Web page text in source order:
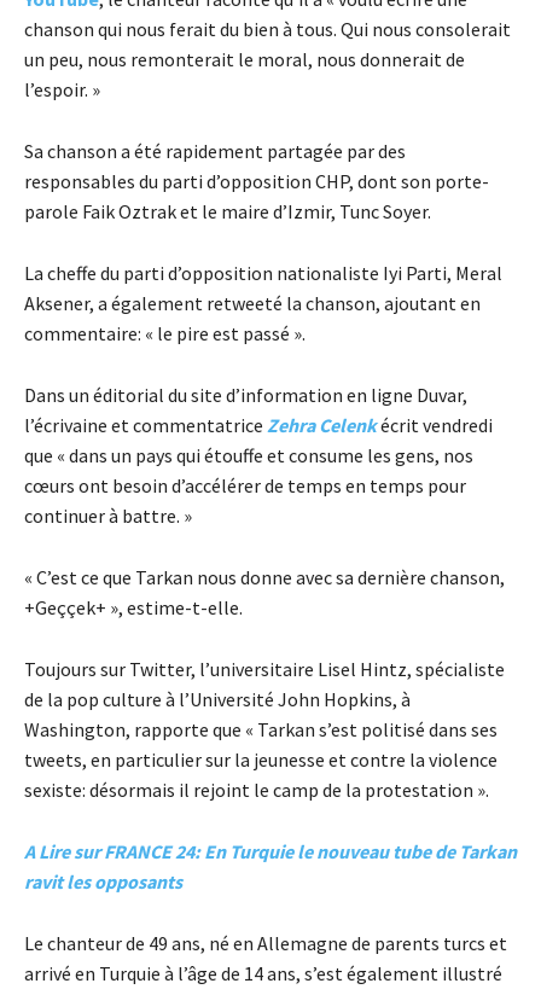
chanson qui nous ferait du bien à tous. Qui nous consolerait
un peu, nous remonterait le moral, nous donnerait de
l’espoir. »
Sa chanson a été rapidement partagée par des
responsables du parti d’opposition CHP, dont son porte-
parole Faik Oztrak et le maire d’Izmir, Tunc Soyer.
La cheffe du parti d’opposition nationaliste Iyi Parti, Meral
Aksener, a également retweeté la chanson, ajoutant en
commentaire: « le pire est passé ».
Dans un éditorial du site d’information en ligne Duvar,
l’écrivaine et commentatrice Zehra Celenkécrit vendredi
que « dans un pays qui étouffe et consume les gens, nos
cœurs ont besoin d’accélérer de temps en temps pour
continuer à battre. »
« C’est ce que Tarkan nous donne avec sa dernière chanson,
+Geççek+ », estime-t-elle.
Toujours sur Twitter, l’universitaire Lisel Hintz, spécialiste
de la pop culture à l’Université John Hopkins, à
Washington, rapporte que « Tarkan s’est politisé dans ses
tweets, en particulier sur la jeunesse et contre la violence
sexiste: désormais il rejoint le camp de la protestation ».
A Lire sur FRANCE 24: En Turquie le nouveau tube de Tarkan
ravit les opposants
Le chanteur de 49 ans, né en Allemagne de parents turcs et
arrivé en Turquie à l’âge de 14 ans, s’est également illustré